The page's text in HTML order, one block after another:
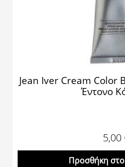
Jean Iver Cream Color
Έντονο
5,00
Προσθήκη στο